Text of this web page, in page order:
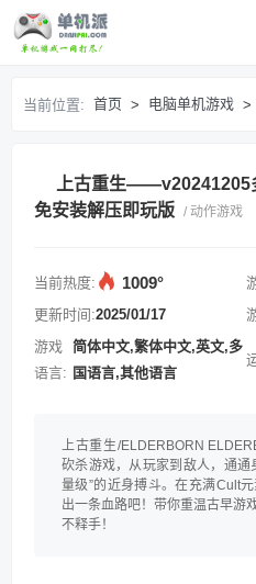
首页
电脑单机游戏
求游戏
登录/注册
当前位置: 首页 > 电脑单机游戏 >
上古重生——v20241205
免安装解压即玩版 / 动作游戏
当前热度: 1009°
更新时间:2025/01/17
游戏
语言:
简体中文,繁体中文,英文,多
国语言,其他语言
上古重生/ELDERBORN
砍杀游戏，从玩家到敌人，通通
量级”的近身搏斗。在充满Cult
出一条血路吧！带你重温古早游
不释手！